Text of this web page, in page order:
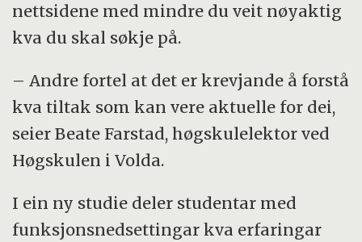
nettsidene med mindre du veit nøyaktig
kva du skal søkje på.
– Andre fortel at det er krevjande å forstå
kva tiltak som kan vere aktuelle for dei,
seier Beate Farstad, høgskulelektor ved
Høgskulen i Volda.
I ein ny studie deler studentar med
funksjonsnedsettingar kva erfaringar